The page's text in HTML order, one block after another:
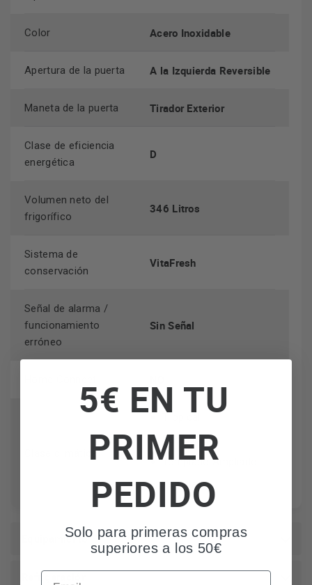
Color Acero Inoxidable
Apertura de la puerta A la Izquierda Reversible
Maneta de la puerta Tirador Exterior
Clase de eficiencia
energética
D
Volumen neto del
frigorífico
346 Litros
Sistema de
conservación
VitaFresh
Señal de alarma /
funcionamiento
erróneo
Sin Señal
Clase climática
Subtropical
Templado Ampliado
Templado
Equipamiento
Refrigeración
5€ EN TU
PRIMER
PEDIDO
Solo para primeras compras
superiores a los 50€
Email